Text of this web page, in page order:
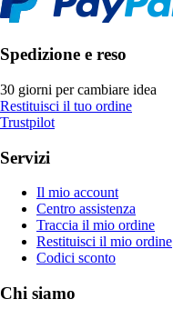
Spedizione e reso
30 giorni per cambiare idea
Restituisci il tuo ordine
Trustpilot
Servizi
Il mio account
Centro assistenza
Traccia il mio ordine
Restituisci il mio ordine
Codici sconto
Chi siamo